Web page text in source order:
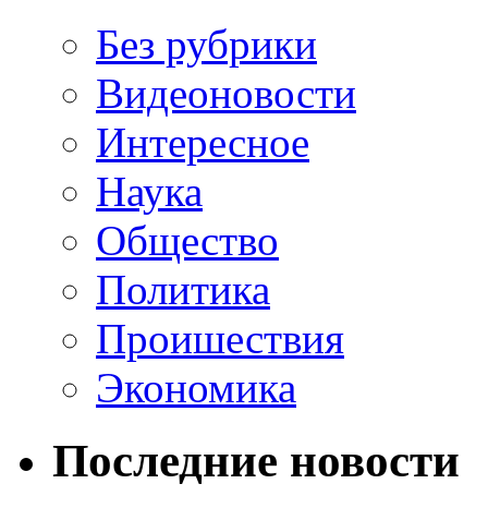
Без рубрики
Видеоновости
Интересное
Наука
Общество
Политика
Проишествия
Экономика
Последние новости